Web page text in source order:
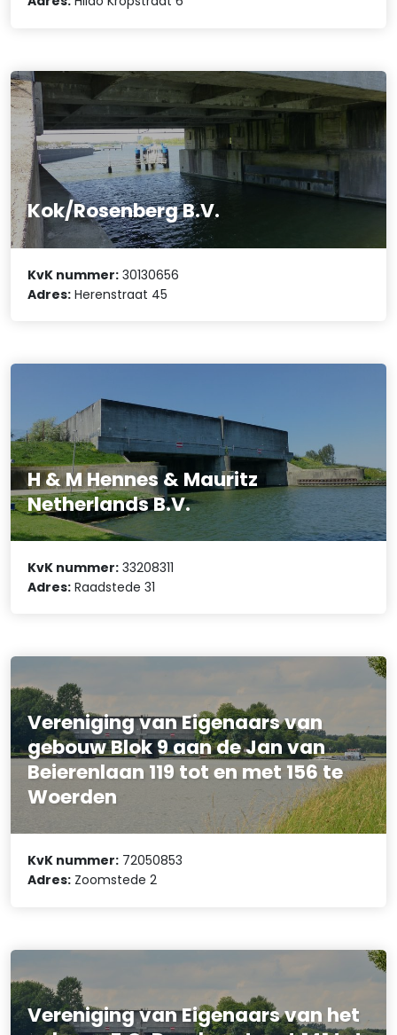
Kok/Rosenberg B.V.
KvK nummer: 30130656
Adres: Herenstraat 45
H & M Hennes & Mauritz
Netherlands B.V.
KvK nummer: 33208311
Adres: Raadstede 31
Vereniging van Eigenaars van
gebouw Blok 9 aan de Jan van
Beierenlaan 119 tot en met 156 te
Woerden
KvK nummer: 72050853
Adres: Zoomstede 2
Vereniging van Eigenaars van het